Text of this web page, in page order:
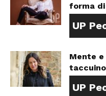
forma
UP
Mente
taccuino
UP